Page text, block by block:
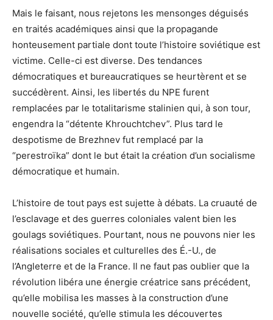
Mais le faisant, nous rejetons les mensonges déguisés
en traités académiques ainsi que la propagande
honteusement partiale dont toute l’histoire soviétique est
victime. Celle-ci est diverse. Des tendances
démocratiques et bureaucratiques se heurtèrent et se
succédèrent. Ainsi, les libertés du NPE furent
remplacées par le totalitarisme stalinien qui, à son tour,
engendra la “détente Khrouchtchev”. Plus tard le
despotisme de Brezhnev fut remplacé par la
“perestroïka” dont le but était la création d’un socialisme
démocratique et humain.
L’histoire de tout pays est sujette à débats. La cruauté de
l’esclavage et des guerres coloniales valent bien les
goulags soviétiques. Pourtant, nous ne pouvons nier les
réalisations sociales et culturelles des É.-U., de
l’Angleterre et de la France. Il ne faut pas oublier que la
révolution libéra une énergie créatrice sans précédent,
qu’elle mobilisa les masses à la construction d’une
nouvelle société, qu’elle stimula les découvertes